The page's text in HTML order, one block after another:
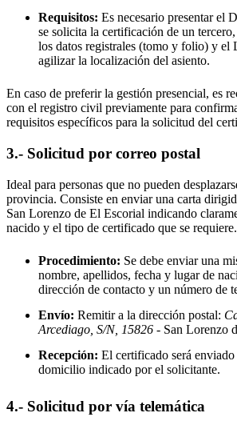
Requisitos: Es necesario presentar el
se solicita la certificación de un
los datos registrales (tomo y folio) y el
agilizar la localización del asiento.
En caso de preferir la gestión presencial, es
con el registro civil previamente para
requisitos específicos para la solicitud del
3.- Solicitud por correo postal
Ideal para personas que no pueden
provincia. Consiste en enviar una carta
San Lorenzo de El Escorial indicando
nacido y el tipo de certificado que se requiere.
Procedimiento: Se debe enviar una
nombre, apellidos, fecha y lugar de
dirección de contacto y un número de
Envío: Remitir a la dirección postal:
Arcediago, S/N, 15826 - San Lorenzo
Recepción: El certificado será
domicilio indicado por el solicitante.
4.- Solicitud por vía telemática